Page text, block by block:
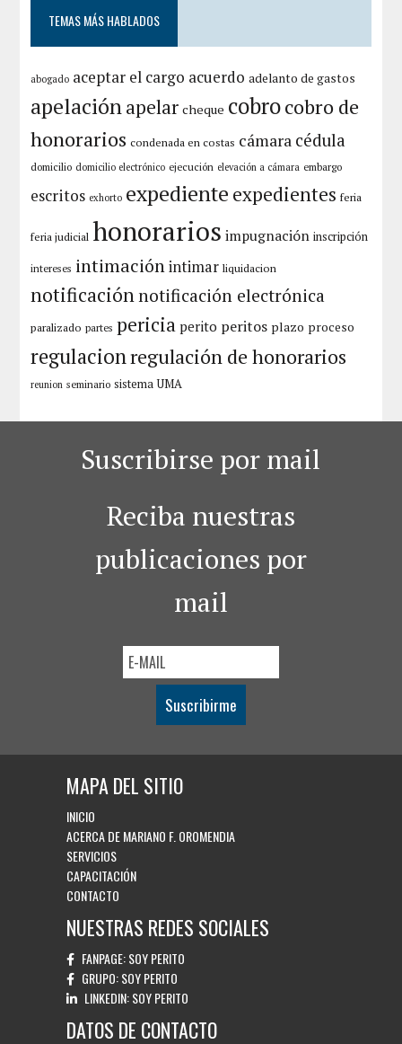
TEMAS MÁS HABLADOS
abogado aceptar el cargo acuerdo adelanto de gastos
apelaciónapelar cheque cobrocobro de
honorarios condenada en costas cámara cédula
domicilio domicilio electrónico ejecución elevación a cámara embargo
escritos exhorto expediente expedientes feria
feria judicial honorarios impugnación inscripción
intereses intimación intimar liquidacion
notificaciónnotificación electrónica
paralizado partes pericia perito peritos plazo proceso
regulacionregulación de honorarios
reunion seminario sistema UMA
Suscribirse por mail
Reciba nuestras
publicaciones por
mail
Suscribirme
MAPA DEL SITIO
INICIO
ACERCA DE MARIANO F. OROMENDIA
SERVICIOS
CAPACITACIÓN
CONTACTO
NUESTRAS REDES SOCIALES
FANPAGE:SOY PERITO
GRUPO:SOY PERITO
LINKEDIN:SOY PERITO
DATOS DE CONTACTO